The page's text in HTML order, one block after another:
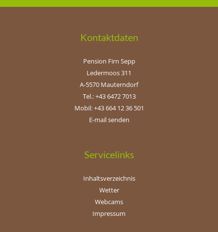
Kontaktdaten
Pension Firn Sepp
Ledermoos 311
A-5570 Mauterndorf
Tel.: +43 6472 7013
Mobil: +43 664 12 36 501
E-mail senden
Servicelinks
Inhaltsverzeichnis
Wetter
Webcams
Impressum